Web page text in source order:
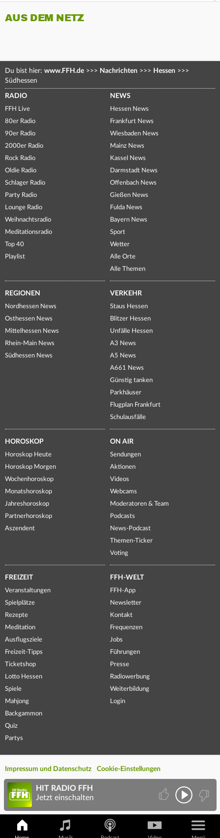
AUS DEM NETZ
Du bist hier: www.FFH.de >>> Nachrichten >>> Hessen >>>
Südhessen
RADIO
FFH Live
80er Radio
90er Radio
2000er Radio
Rock Radio
Oldie Radio
Schlager Radio
Party Radio
Lounge Radio
Weihnachtsradio
Meditationsradio
Top 40
Playlist
NEWS
Hessen News
Frankfurt News
Wiesbaden News
Mainz News
Kassel News
Darmstadt News
Offenbach News
Gießen News
Fulda News
Bayern News
Sport
Wetter
Alle Orte
Alle Themen
REGIONEN
Nordhessen News
Osthessen News
Mittelhessen News
Rhein-Main News
Südhessen News
VERKEHR
Staus Hessen
Blitzer Hessen
Unfälle Hessen
A3 News
A5 News
A661 News
Günstig tanken
Parkhäuser
Flugplan Frankfurt
Schulausfälle
HOROSKOP
Horoskop Heute
Horoskop Morgen
Wochenhoroskop
Monatshoroskop
Jahreshoroskop
Partnerhoroskop
Aszendent
ON AIR
Sendungen
Aktionen
Videos
Webcams
Moderatoren & Team
Podcasts
News-Podcast
Themen-Ticker
Voting
FREIZEIT
Veranstaltungen
Spielplätze
Rezepte
Meditation
Ausflugsziele
Freizeit-Tipps
Ticketshop
Lotto Hessen
Spiele
Mahjong
Backgammon
Quiz
Partys
FFH-WELT
FFH-App
Newsletter
Kontakt
Frequenzen
Jobs
Führungen
Presse
Radiowerbung
Weiterbildung
Login
Impressum und Datenschutz Cookie-Einstellungen
HIT RADIO FFH
Jetzt einschalten